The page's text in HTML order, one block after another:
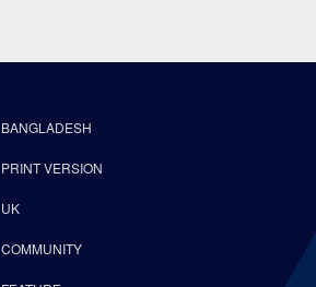
BANGLADESH
PRINT VERSION
UK
COMMUNITY